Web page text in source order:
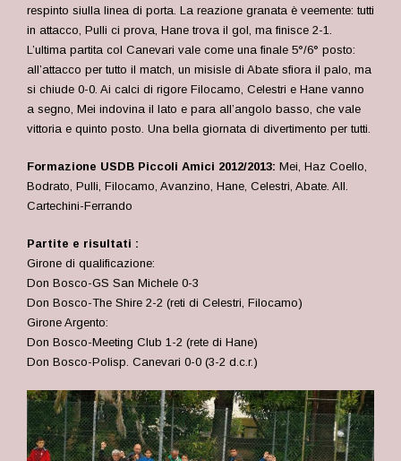
respinto siulla linea di porta. La reazione granata è veemente: tutti
in attacco, Pulli ci prova, Hane trova il gol, ma finisce 2-1.
L’ultima partita col Canevari vale come una finale 5°/6° posto:
all’attacco per tutto il match, un misisle di Abate sfiora il palo, ma
si chiude 0-0. Ai calci di rigore Filocamo, Celestri e Hane vanno
a segno, Mei indovina il lato e para all’angolo basso, che vale
vittoria e quinto posto. Una bella giornata di divertimento per tutti.
Formazione USDB Piccoli Amici 2012/2013: Mei, Haz Coello,
Bodrato, Pulli, Filocamo, Avanzino, Hane, Celestri, Abate. All.
Cartechini-Ferrando
Partite e risultati :
Girone di qualificazione:
Don Bosco-GS San Michele 0-3
Don Bosco-The Shire 2-2 (reti di Celestri, Filocamo)
Girone Argento:
Don Bosco-Meeting Club 1-2 (rete di Hane)
Don Bosco-Polisp. Canevari 0-0 (3-2 d.c.r.)